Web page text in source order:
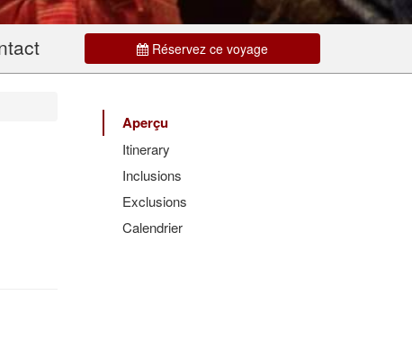
Réservez ce voyage
Aperçu
Itinerary
Inclusions
Exclusions
Calendrier